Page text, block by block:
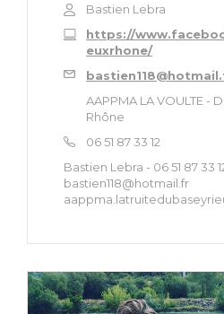
Bastien Lebra
https://
euxrhone/
AAPPMA LA VOULTE -
Rhône
06 51 87 33 12
Bastien Lebra - 06 51 87 33
bastien118@hotmail.fr